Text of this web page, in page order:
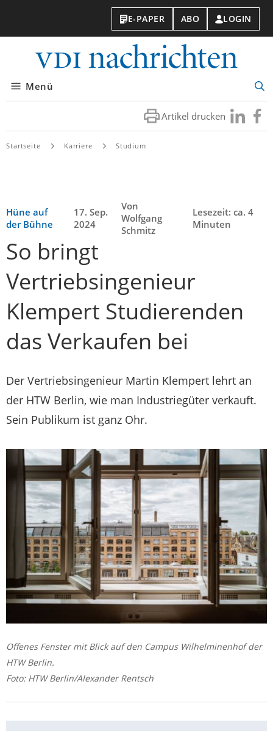
E-PAPER ABO LOGIN
Menü
Artikel drucken Besuchen
Sie
Sie
Startseite Karriere Studium
Hüne auf
der Bühne
17. Sep.
2024
Von
Wolfgang
Schmitz
Lesezeit: ca. 4
Minuten
So bringt
Vertriebsingenieur
Klempert Studierenden
das Verkaufen bei
Der Vertriebsingenieur Martin Klempert lehrt an
der HTW Berlin, wie man Industriegüter verkauft.
Sein Publikum ist ganz Ohr.
Offenes Fenster mit Blick auf den Campus Wilhelminenhof der
HTW Berlin.
Foto: HTW Berlin/Alexander Rentsch